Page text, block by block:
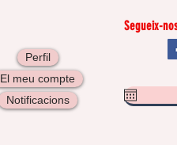
Segueix-
Perfil
El meu compte
Notificacions